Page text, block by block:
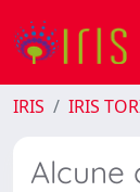
IRIS IRIS
Alcune